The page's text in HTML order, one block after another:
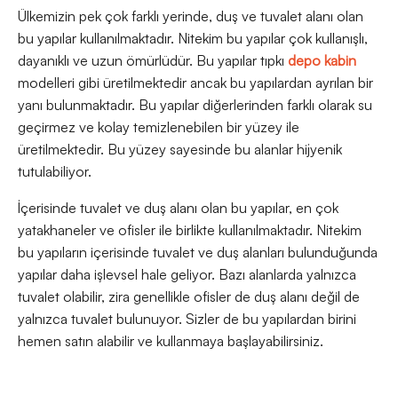
Ülkemizin pek çok farklı yerinde, duş ve tuvalet alanı olan
bu yapılar kullanılmaktadır. Nitekim bu yapılar çok kullanışlı,
dayanıklı ve uzun ömürlüdür. Bu yapılar tıpkı depo kabin
modelleri gibi üretilmektedir ancak bu yapılardan ayrılan bir
yanı bulunmaktadır. Bu yapılar diğerlerinden farklı olarak su
geçirmez ve kolay temizlenebilen bir yüzey ile
üretilmektedir. Bu yüzey sayesinde bu alanlar hijyenik
tutulabiliyor.
İçerisinde tuvalet ve duş alanı olan bu yapılar, en çok
yatakhaneler ve ofisler ile birlikte kullanılmaktadır. Nitekim
bu yapıların içerisinde tuvalet ve duş alanları bulunduğunda
yapılar daha işlevsel hale geliyor. Bazı alanlarda yalnızca
tuvalet olabilir, zira genellikle ofisler de duş alanı değil de
yalnızca tuvalet bulunuyor. Sizler de bu yapılardan birini
hemen satın alabilir ve kullanmaya başlayabilirsiniz.